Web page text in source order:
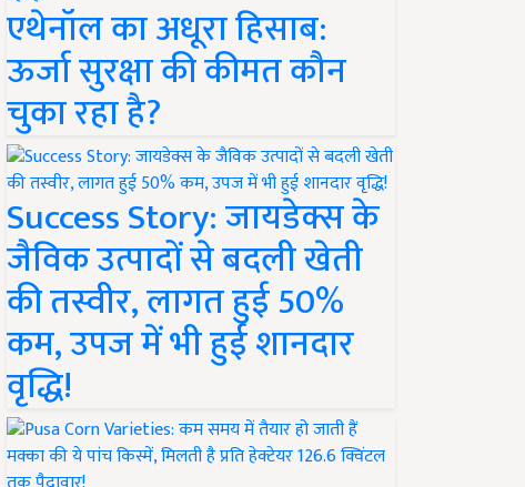
एथेनॉल का अधूरा हिसाब:
ऊर्जा सुरक्षा की कीमत कौन
चुका रहा है?
Success Story: जायडेक्स के
जैविक उत्पादों से बदली खेती
की तस्वीर, लागत हुई 50%
कम, उपज में भी हुई शानदार
वृद्धि!